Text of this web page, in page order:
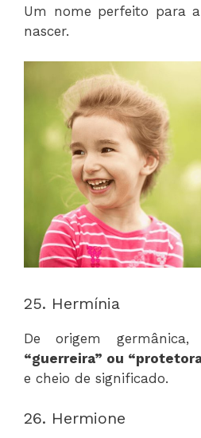
Um nome perfeito para
nascer.
25. Hermínia
De origem germânica,
“guerreira” ou
e cheio de significado.
26. Hermione